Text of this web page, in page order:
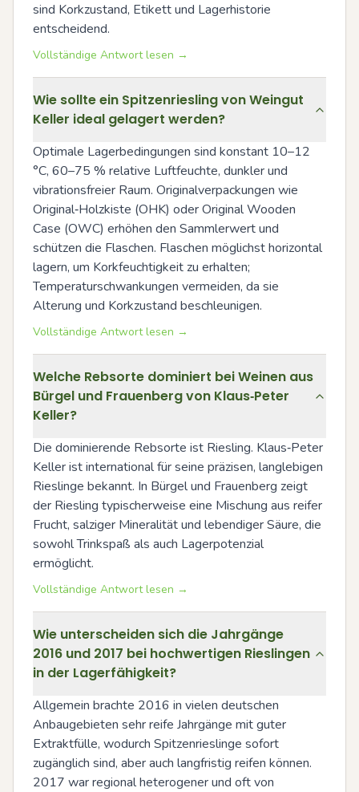
sind Korkzustand, Etikett und Lagerhistorie
entscheidend.
Vollständige Antwort lesen →
Wie sollte ein Spitzenriesling von Weingut
Keller ideal gelagert werden?
Optimale Lagerbedingungen sind konstant 10–12
°C, 60–75 % relative Luftfeuchte, dunkler und
vibrationsfreier Raum. Originalverpackungen wie
Original‑Holzkiste (OHK) oder Original Wooden
Case (OWC) erhöhen den Sammlerwert und
schützen die Flaschen. Flaschen möglichst horizontal
lagern, um Korkfeuchtigkeit zu erhalten;
Temperaturschwankungen vermeiden, da sie
Alterung und Korkzustand beschleunigen.
Vollständige Antwort lesen →
Welche Rebsorte dominiert bei Weinen aus
Bürgel und Frauenberg von Klaus‑Peter
Keller?
Die dominierende Rebsorte ist Riesling. Klaus‑Peter
Keller ist international für seine präzisen, langlebigen
Rieslinge bekannt. In Bürgel und Frauenberg zeigt
der Riesling typischerweise eine Mischung aus reifer
Frucht, salziger Mineralität und lebendiger Säure, die
sowohl Trinkspaß als auch Lagerpotenzial
ermöglicht.
Vollständige Antwort lesen →
Wie unterscheiden sich die Jahrgänge
2016 und 2017 bei hochwertigen Rieslingen
in der Lagerfähigkeit?
Allgemein brachte 2016 in vielen deutschen
Anbaugebieten sehr reife Jahrgänge mit guter
Extraktfülle, wodurch Spitzenrieslinge sofort
zugänglich sind, aber auch langfristig reifen können.
2017 war regional heterogener und oft von